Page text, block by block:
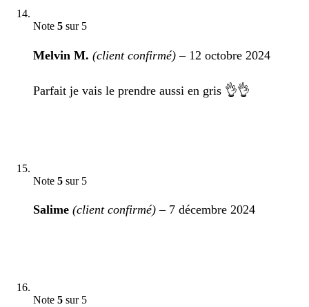
Note 5 sur 5
Melvin M. (client confirmé) – 12 octobre 2024
Parfait je vais le prendre aussi en gris 👌👌
Note 5 sur 5
Salime (client confirmé) – 7 décembre 2024
Note 5 sur 5